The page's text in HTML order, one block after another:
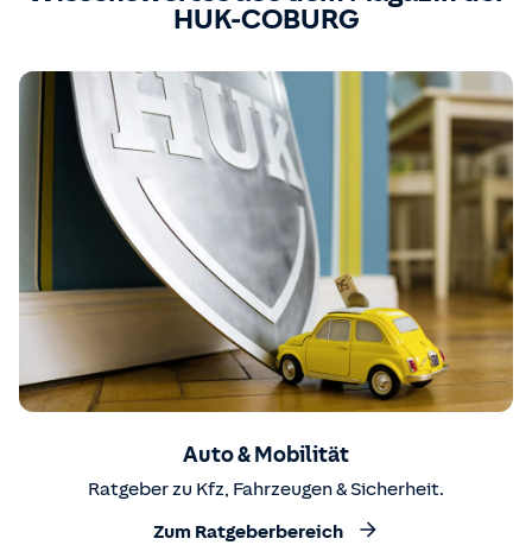
HUK-COBURG
Auto & Mobilität
Ratgeber zu Kfz, Fahrzeugen & Sicherheit.
Zum Ratgeberbereich